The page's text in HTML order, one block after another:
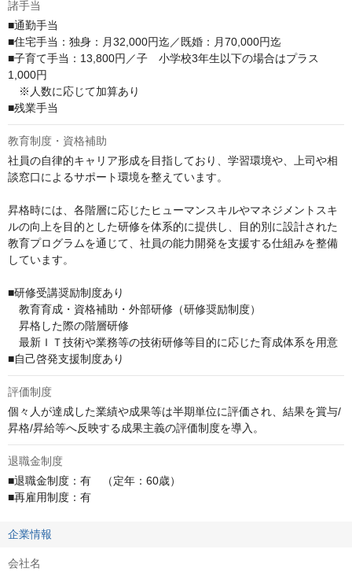
諸手当
■通勤手当
■住宅手当：独身：月32,000円迄／既婚：月70,000円迄
■子育て手当：13,800円／子　小学校3年生以下の場合はプラス
1,000円
※人数に応じて加算あり
■残業手当
教育制度・資格補助
社員の自律的キャリア形成を目指しており、学習環境や、上司や相
談窓口によるサポート環境を整えています。
昇格時には、各階層に応じたヒューマンスキルやマネジメントスキ
ルの向上を目的とした研修を体系的に提供し、目的別に設計された
教育プログラムを通じて、社員の能力開発を支援する仕組みを整備
しています。
■研修受講奨励制度あり
教育育成・資格補助・外部研修（研修奨励制度）
昇格した際の階層研修
最新ＩＴ技術や業務等の技術研修等目的に応じた育成体系を用意
■自己啓発支援制度あり
評価制度
個々人が達成した業績や成果等は半期単位に評価され、結果を賞与/
昇格/昇給等へ反映する成果主義の評価制度を導入。
退職金制度
■退職金制度：有　（定年：60歳）
■再雇用制度：有
企業情報
会社名